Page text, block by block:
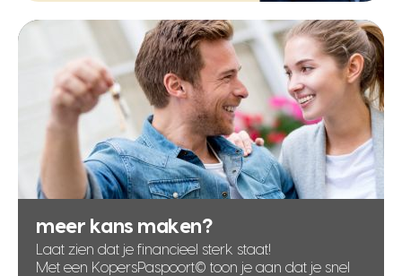
meer kans maken?
Laat zien dat je financieel sterk staat!
Met een KopersPaspoort© toon je aan dat je snel